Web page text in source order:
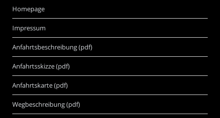
Homepage
Impressum
Anfahrtsbeschreibung (pdf)
Anfahrtsskizze (pdf)
Anfahrtskarte (pdf)
Wegbeschreibung (pdf)